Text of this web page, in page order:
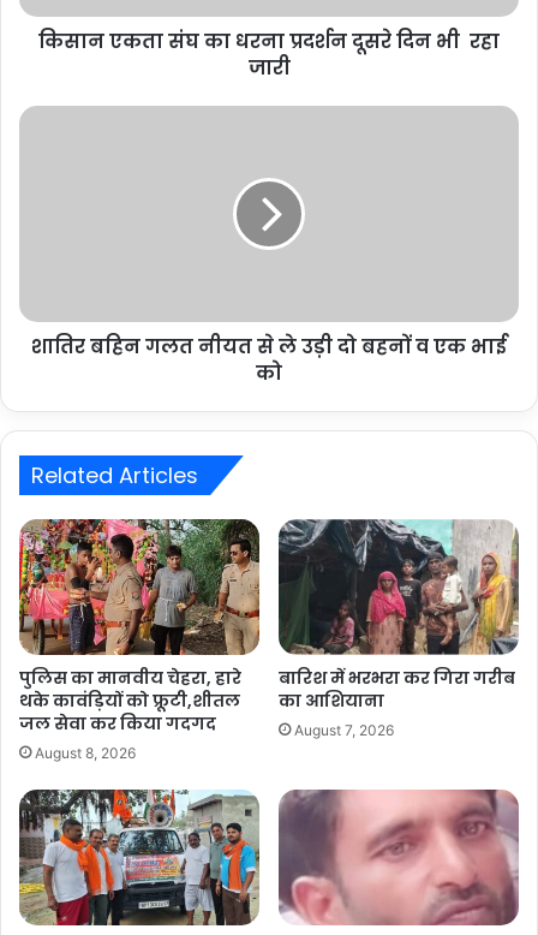
किसान एकता संघ का धरना प्रदर्शन दूसरे दिन भी रहा
जारी
शातिर बहिन गलत नीयत से ले उड़ी दो बहनों व एक भाई
को
Related Articles
पुलिस का मानवीय चेहरा, हारे
थके कावंड़ियों को फ्रूटी,शीतल
जल सेवा कर किया गदगद
August 8, 2026
बारिश में भरभरा कर गिरा गरीब
का आशियाना
August 7, 2026